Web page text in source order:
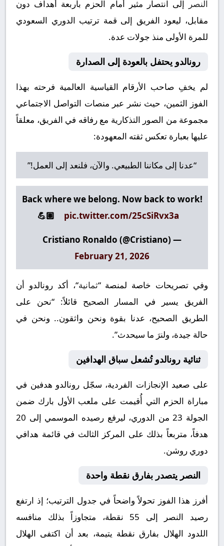
النصر
إلى انتصار مثير أمام الحزم بأربعة أهداف دون
مقابل، ليعود الفريق إلى قمة ترتيب الدوري السعودي
للمرة الأولى منذ جولات عدة.
رونالدو يحتفل بالعودة إلى الصدارة
لم يخفِ صاحب الأرقام القياسية العالمية فرحته بهذا
الفوز الثمين، حيث نشر عبر منصات التواصل الاجتماعي
مجموعة من الصور التذكارية مع رفاقه في الفريق، معلقاً
عليها بعبارة تعكس ثقته المعهودة:
“عدنا إلى مكاننا الطبيعي. والآن، فلنعد إلى العمل!”
Back where we belong. Now back to work!
💪🏽
pic.twitter.com/25cSiRvx3a
— Cristiano Ronaldo (@Cristiano)
February 21, 2026
وفي تصريحات خاصة لمنصة “ثمانية“، أكد رونالدو أن
الفريق يسير في المسار الصحيح قائلاً:“نحن على
الطريق الصحيح، عدنا بقوة ونحن واثقون.. ونحن في
حالة جيدة، ولنرَ ما سيحدث”.
ثنائية رونالدو تُشعل سباق الهدافين
على صعيد الإنجازات الفردية، سجّل رونالدو هدفين في
مباراة الحزم التي أُقيمت على ملعب الأول بارك ضمن
الجولة 23 من الدوري، ليرفع رصيده الموسمي إلى
20
هدفاً، متربعاً بذلك على المركز الثالث في قائمة هدافي
دوري روشن.
النصر يتصدر بفارق نقطة واحدة
أفرز هذا الفوز تحولاً واضحاً في جدول الترتيب؛ إذ ارتفع
رصيد النصر إلى 55 نقطة
، متجاوزاً بذلك منافسه
اللدود الهلال بفارق نقطة يتيمة، بعد أن اكتفى الهلال